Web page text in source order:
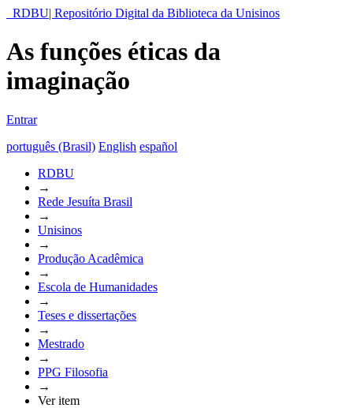
RDBU| Repositório Digital da Biblioteca da Unisinos
As funções éticas da
imaginação
Entrar
português (Brasil) English español
RDBU
→
Rede Jesuíta Brasil
→
Unisinos
→
Produção Acadêmica
→
Escola de Humanidades
→
Teses e dissertações
→
Mestrado
→
PPG Filosofia
→
Ver item